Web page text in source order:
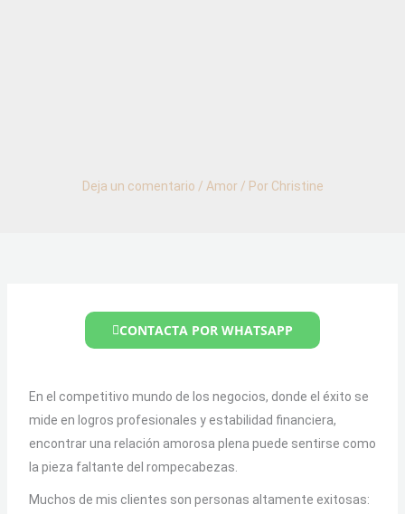
Deja un comentario / Amor/ Por Christine
CONTACTA POR WHATSAPP
En el competitivo mundo de los negocios, donde el éxito se
mide en logros profesionales y estabilidad financiera,
encontrar una relación amorosa plena puede sentirse como
la pieza faltante del rompecabezas.
Muchos de mis clientes son personas altamente exitosas: